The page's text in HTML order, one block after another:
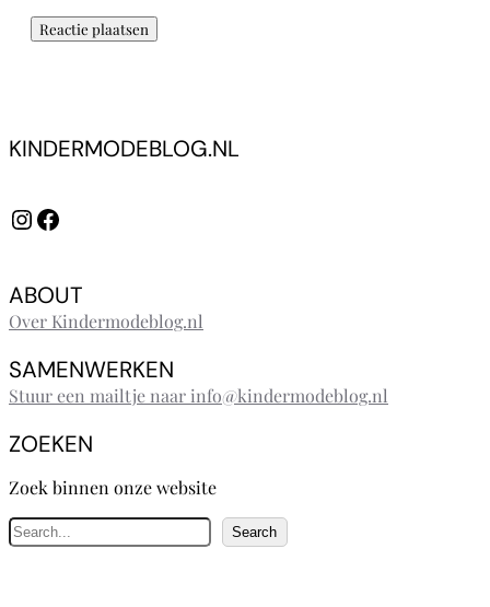
KINDERMODEBLOG.NL
InstagramFacebook
ABOUT
Over Kindermodeblog.nl
SAMENWERKEN
Stuur een mailtje naar info@kindermodeblog.nl
ZOEKEN
Zoek binnen onze website
Z
o
Search